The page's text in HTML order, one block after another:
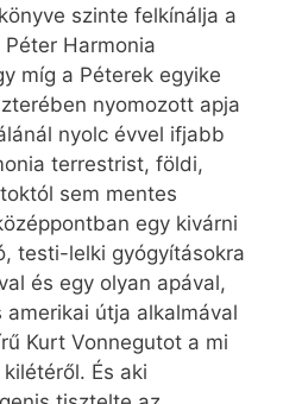
szinte felkínálja a
Harmonia
míg a Péterek egyike
nyomozott apja
nyolc évvel ifjabb
terrestrist, földi,
sem mentes
egy kivárni
testi-lelki gyógyításokra
és egy olyan apával,
útja alkalmával
Kurt Vonnegutot a mi
És aki